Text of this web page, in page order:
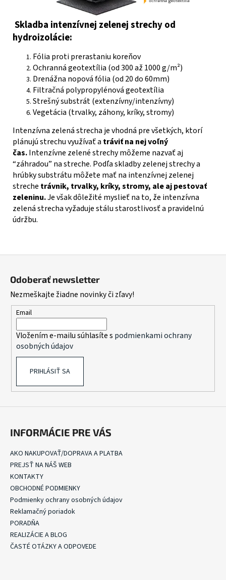
Skladba intenzívnej zelenej strechy od
hydroizolácie:
Fólia proti prerastaniu koreňov
Ochranná geotextília (od 300 až 1000 g/m²)
Drenážna nopová fólia (od 20 do 60mm)
Filtračná polypropylénová geotextília
Strešný substrát (extenzívny/intenzívny)
Vegetácia (trvalky, záhony, kríky, stromy)
Intenzívna zelená strecha je vhodná pre všetkých, ktorí
plánujú strechu využívať a tráviť na nej voľný
čas.Intenzívne zelené strechy môžeme nazvať aj
“záhradou” na streche. Podľa skladby zelenej strechy a
hrúbky substrátu môžete mať na intenzívnej zelenej
streche trávnik, trvalky, kríky, stromy, ale aj pestovať
zeleninu.Je však dôležité myslieť na to, že intenzívna
zelená strecha vyžaduje stálu starostlivosť a pravidelnú
údržbu.
Odoberať newsletter
Nezmeškajte žiadne novinky či zľavy!
Email
Vložením e-mailu súhlasíte s podmienkami ochrany
osobných údajov
PRIHLÁSIŤ SA
INFORMÁCIE PRE VÁS
AKO NAKUPOVAŤ/DOPRAVA A PLATBA
PREJSŤ NA NÁŠ WEB
KONTAKTY
OBCHODNÉ PODMIENKY
Podmienky ochrany osobných údajov
Reklamačný poriadok
PORADŇA
REALIZÁCIE A BLOG
ČASTÉ OTÁZKY A ODPOVEDE